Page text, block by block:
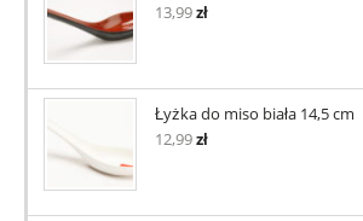
13,99zł
Łyżka do miso biała 14,5 cm
12,99zł